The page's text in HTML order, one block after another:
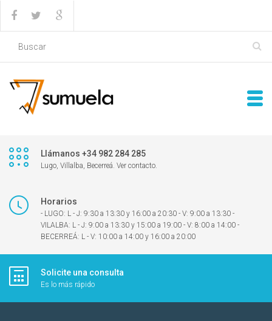
Llámanos +34 982 284 285
Lugo, Villalba, Becerreá. Ver contacto.
Horarios
- LUGO: L - J: 9:30 a 13:30 y 16:00 a 20:30 - V: 9:00 a 13:30 -
VILALBA: L - J: 9:00 a 13:30 y 15:00 a 19:00 - V: 8:00 a 14:00 -
BECERREÁ: L - V: 10:00 a 14:00 y 16:00 a 20:00
Solicite una consulta
Es lo más rápido